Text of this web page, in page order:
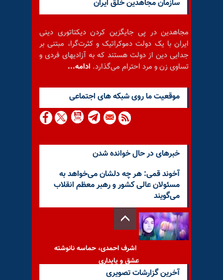
سازمان مجاهدین خلق ایران
مجاهدین در پی جایگزین کردن دیکتاتوری دینی
ایران با یک دولت دموکراتیک و کثرت‌گرا، مبتنی بر
جدایی دین از دولت هستند که به آزادیهای فردی و
تساوی زن و مرد احترام می‌گذارد. ادامه...
موقعيت ما روى شبكه هاى اجتماعى
خبرهای در حال خوانده شدن
آخوند قمی: هر چه دلشان می‌خواهد به
مسئولان عالی کشور و رهبر معظم انقلاب
می‌گویند
اشرف احمدی، حماسه نانوشته
عشق و پایداری
آخرین گزارشات تصویری